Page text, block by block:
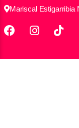
Mariscal Estigarribia